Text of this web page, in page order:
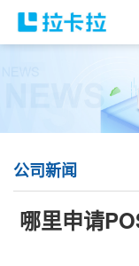
公司新闻
哪里申请